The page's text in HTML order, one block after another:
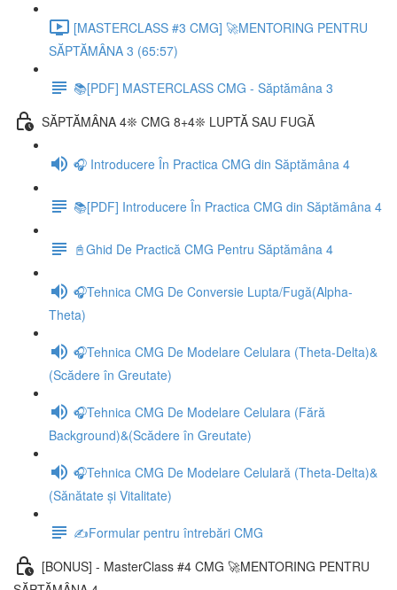
[MASTERCLASS #3 CMG] 🚀MENTORING PENTRU
SĂPTĂMÂNA 3 (65:57)
📚[PDF] MASTERCLASS CMG - Săptămâna 3
SĂPTĂMÂNA 4❊ CMG 8+4❊ LUPTĂ SAU FUGĂ
🎧 Introducere În Practica CMG din Săptămâna 4
📚[PDF] Introducere În Practica CMG din Săptămâna 4
📓Ghid De Practică CMG Pentru Săptămâna 4
🎧Tehnica CMG De Conversie Lupta/Fugă(Alpha-
Theta)
🎧Tehnica CMG De Modelare Celulara (Theta-Delta)&
(Scădere în Greutate)
🎧Tehnica CMG De Modelare Celulara (Fără
Background)&(Scădere în Greutate)
🎧Tehnica CMG De Modelare Celulară (Theta-Delta)&
(Sănătate și Vitalitate)
✍️Formular pentru întrebări CMG
[BONUS] - MasterClass #4 CMG 🚀MENTORING PENTRU